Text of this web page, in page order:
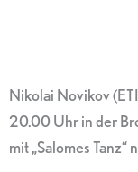
Nikolai Novikov
20.00 Uhr in der
mit „Salomes